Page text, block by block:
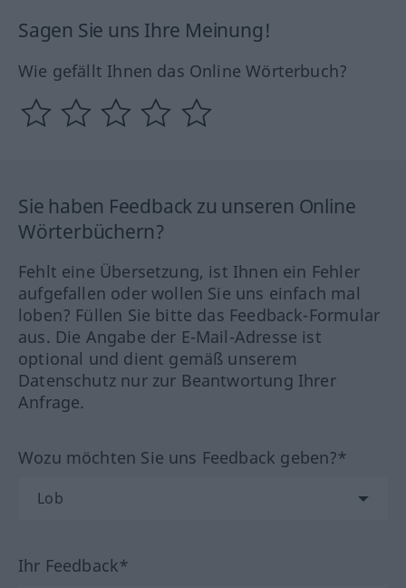
Sagen Sie uns Ihre Meinung!
Wie gefällt Ihnen das Online Wörterbuch?
Sie haben Feedback zu unseren Online
Wörterbüchern?
Fehlt eine Übersetzung, ist Ihnen ein Fehler
aufgefallen oder wollen Sie uns einfach mal
loben? Füllen Sie bitte das Feedback-Formular
aus. Die Angabe der E-Mail-Adresse ist
optional und dient gemäß unserem
Datenschutz nur zur Beantwortung Ihrer
Anfrage.
Wozu möchten Sie uns Feedback geben?*
Ihr Feedback*